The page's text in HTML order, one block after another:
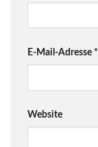
E-Mail-Adresse *
Website